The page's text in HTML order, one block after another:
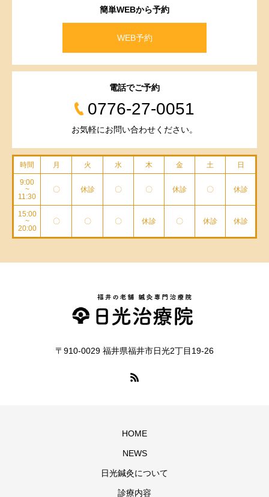
簡単WEBから予約
WEB予約
電話でご予約
0776-27-0051
お気軽にお問い合わせください。
時間 月 火 水 木 金 土 日
9:00
~
11:30
〇 休診 〇 〇 休診 〇 休診
15:00
~
20:00
〇 〇 〇 休診 〇 休診 休診
〒910-0029 福井県福井市日光2丁目19-26
HOME
NEWS
日光鍼灸について
診療内容